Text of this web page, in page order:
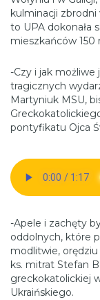
kulminacji zbrodni
to UPA dokonała
mieszkańców 150
-Czy i jak
tragicznych
Martyniuk MSU,
pontyfikatu Ojca
-Apele i zachęty
oddolnych, które
modlitwie,
ks. mitrat Stefan
greckokatolickiej
Ukraińskiego.